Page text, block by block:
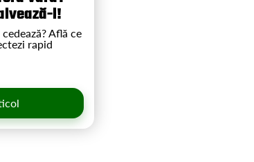
l!
Află ce
rapid